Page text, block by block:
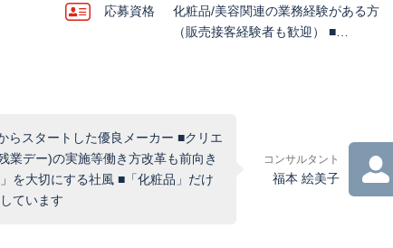
応募資格
化粧品/美容関連の業務経験がある方
（販売接客経験者も歓迎） ■…
らスタートした優良メーカー ■クリエ
業デー)の実施等働き方改革も前向き
を大切にする社風 ■「化粧品」だけ
ています
コンサルタント
福本 絵美子